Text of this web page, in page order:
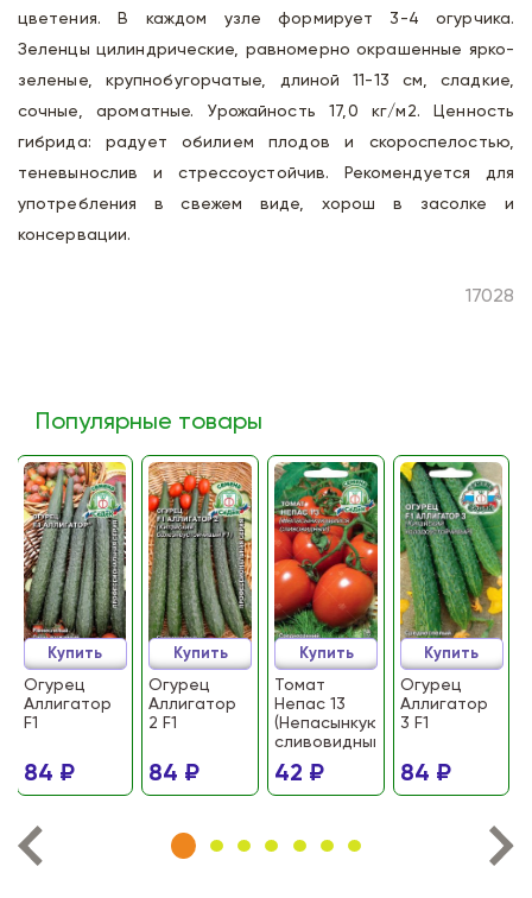
цветения. В каждом узле формирует 3-4 огурчика.
Зеленцы цилиндрические, равномерно окрашенные ярко-
зеленые, крупнобугорчатые, длиной 11-13 см, сладкие,
сочные, ароматные. Урожайность 17,0 кг/м2. Ценность
гибрида: радует обилием плодов и скороспелостью,
теневынослив и стрессоустойчив. Рекомендуется для
употребления в свежем виде, хорош в засолке и
консервации.
17028
Популярные товары
Огурец
Аллигатор
F1
84 ₽
Купить
Огурец
Аллигатор
2 F1
84 ₽
Купить
Томат
Непас 13
(Непасынкующийся
сливовидный)
42 ₽
Купить
Огурец
Аллигатор
3 F1
84 ₽
Купить